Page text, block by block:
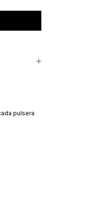
pulsera